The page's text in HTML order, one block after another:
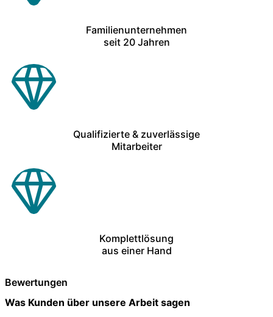
Familienunternehmen
seit 20 Jahren
Qualifizierte & zuverlässige
Mitarbeiter
Komplettlösung
aus einer Hand
Bewertungen
Was Kunden über unsere Arbeit sagen